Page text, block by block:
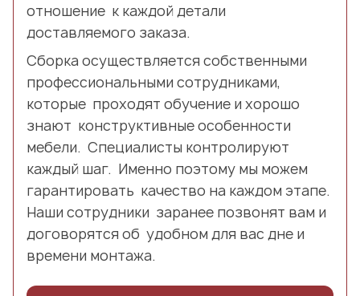
отношение к каждой детали
доставляемого заказа.
Сборка осуществляется собственными
профессиональными сотрудниками,
которые проходят обучение и хорошо
знают конструктивные особенности
мебели. Специалисты контролируют
каждый шаг. Именно поэтому мы можем
гарантировать качество на каждом этапе.
Наши сотрудники заранее позвонят вам и
договорятся об удобном для вас дне и
времени монтажа.